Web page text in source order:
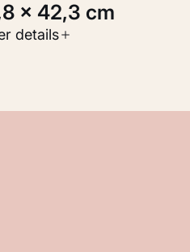
× 42,3 cm
werk
details